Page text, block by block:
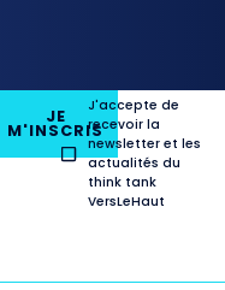
JE
M'INSCRIS
J'accepte de
recevoir la
newsletter et les
actualités du
think tank
VersLeHaut